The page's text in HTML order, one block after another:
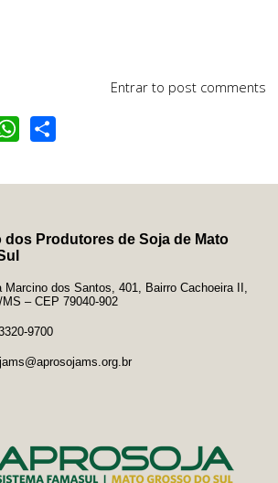
Entrar to post comments
WhatsApp
Produtores de Soja de Mato
Marcino dos Santos, 401, Bairro Cachoeira II,
– CEP 79040-902
9700